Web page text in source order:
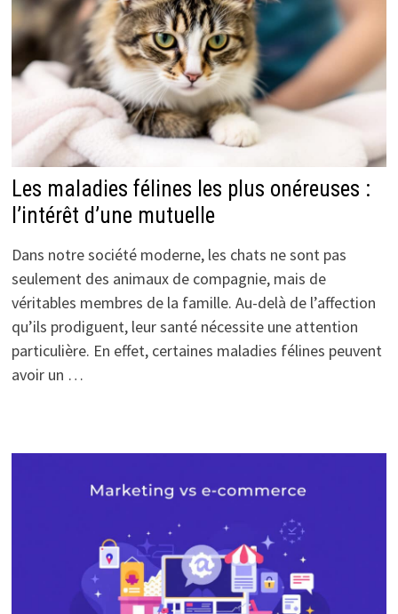
Les maladies félines les plus onéreuses :
l’intérêt d’une mutuelle
Dans notre société moderne, les chats ne sont pas
seulement des animaux de compagnie, mais de
véritables membres de la famille. Au-delà de l’affection
qu’ils prodiguent, leur santé nécessite une attention
particulière. En effet, certaines maladies félines peuvent
avoir un …